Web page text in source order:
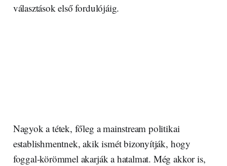
választások első fordulójáig.
Nagyok a tétek, főleg a mainstream politikai
establishmentnek, akik ismét bizonyítják, hogy
foggal-körömmel akarják a hatalmat. Még akkor is,